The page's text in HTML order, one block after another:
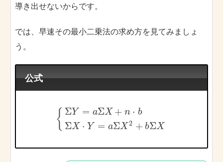
導き出せないからです。
では、早速その最小二乗法の求め方を見てみましょ
う。
公式
{ ΣY = aΣX + n ⋅ b
ΣX ⋅ Y = aΣX2 + bΣX